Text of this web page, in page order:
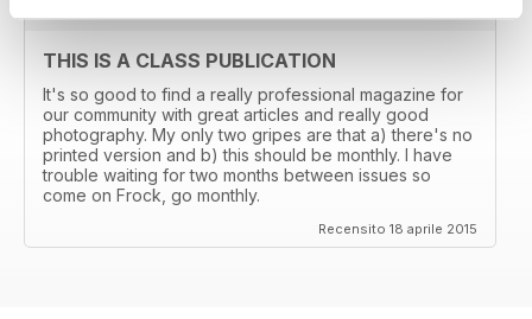
THIS IS A CLASS PUBLICATION
It's so good to find a really professional magazine for
our community with great articles and really good
photography. My only two gripes are that a) there's no
printed version and b) this should be monthly. I have
trouble waiting for two months between issues so
come on Frock, go monthly.
Recensito 18 aprile 2015